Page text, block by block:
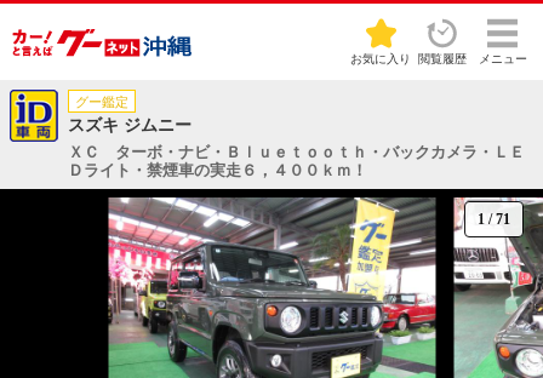
お気に入り 閲覧履歴 メニュー
グー鑑定
スズキ ジムニー
ＸＣ ターボ・ナビ・Ｂｌｕｅｔｏｏｔｈ・バックカメラ・ＬＥ
Ｄライト・禁煙車の実走６，４００ｋｍ！
1 /71